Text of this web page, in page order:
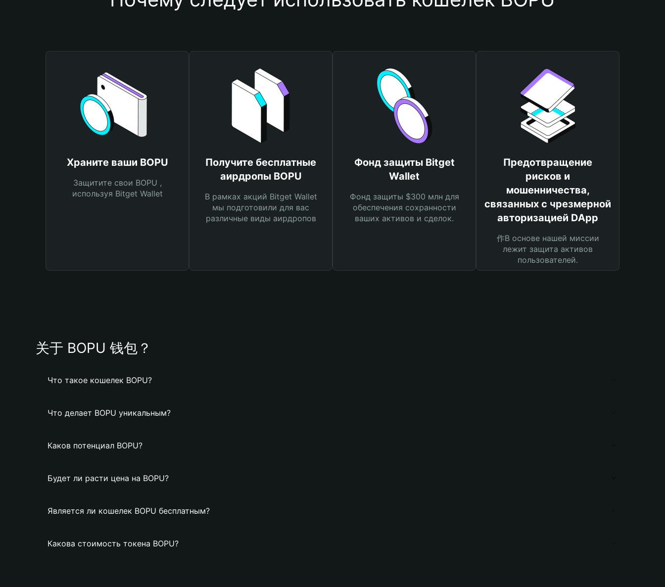
Храните ваши BOPU
Защитите свои BOPU ,
используя Bitget Wallet
Получите бесплатные
аирдропы BOPU
В рамках акций Bitget Wallet
мы подготовили для вас
различные виды аирдропов
Фонд защиты Bitget
Wallet
Фонд защиты $300 млн для
обеспечения сохранности
ваших активов и сделок.
Предотвращение
рисков и
мошенничества,
связанных с чрезмерной
авторизацией DApp
作В основе нашей миссии
лежит защита активов
пользователей.
关于 BOPU 钱包？
Что такое кошелек BOPU?
Что делает BOPU уникальным?
Каков потенциал BOPU?
Будет ли расти цена на BOPU?
Является ли кошелек BOPU бесплатным?
Какова стоимость токена BOPU?